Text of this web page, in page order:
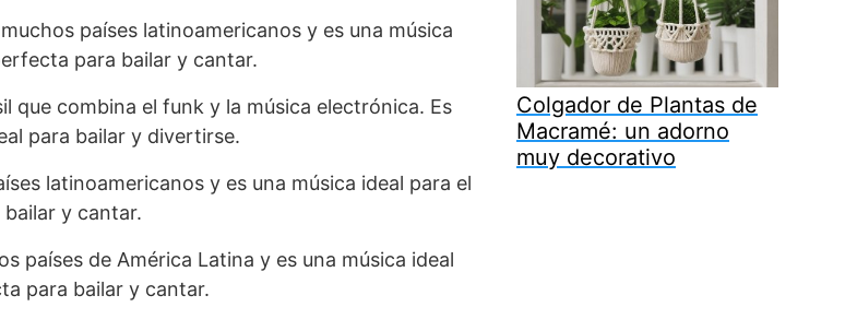
países latinoamericanos y es una música
para bailar y cantar.
que combina el funk y la música electrónica. Es
para bailar y divertirse.
latinoamericanos y es una música ideal para el
y cantar.
países de América Latina y es una música ideal
para bailar y cantar.
Colgador de Plantas de
Macramé: un adorno
muy decorativo